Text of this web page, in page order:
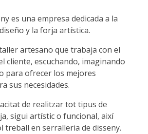
es una empresa dedicada a la
y la forja artística.
artesano que trabaja con el
cliente, escuchando, imaginando
para ofrecer los mejores
sus necesidades.
de realitzar tot tipus de
sigui artístic o funcional, així
treball en serralleria de disseny.